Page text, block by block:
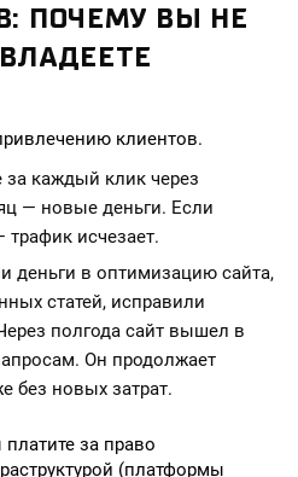
ПОЧЕМУ ВЫ НЕ
клиентов.
за каждый клик через
— новые деньги. Если
трафик исчезает.
деньги в оптимизацию сайта,
статей, исправили
полгода сайт вышел в
Он продолжает
без новых затрат.
за право
(платформы